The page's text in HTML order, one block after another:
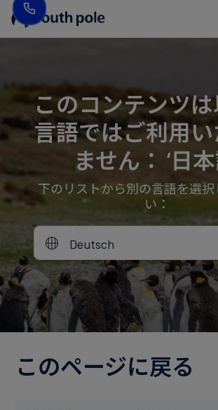
役
員
紹
介
所
地
誠
実
へ
ァ
ッ
シ
ョ
ン
エ
ル
ギ
ー・
電
ガ
ス
ク
ト
を
見
る
レ
ポ
ー
ト
後
イ
ベ
ン
ト
ブ
ロ
Read more
Read more
Read more
Read more
Read more
このコンテンツ
言語ではご利用
ません： ‘日本
下のリストから別の言語を選択
い：
Deutsch
このページに戻る